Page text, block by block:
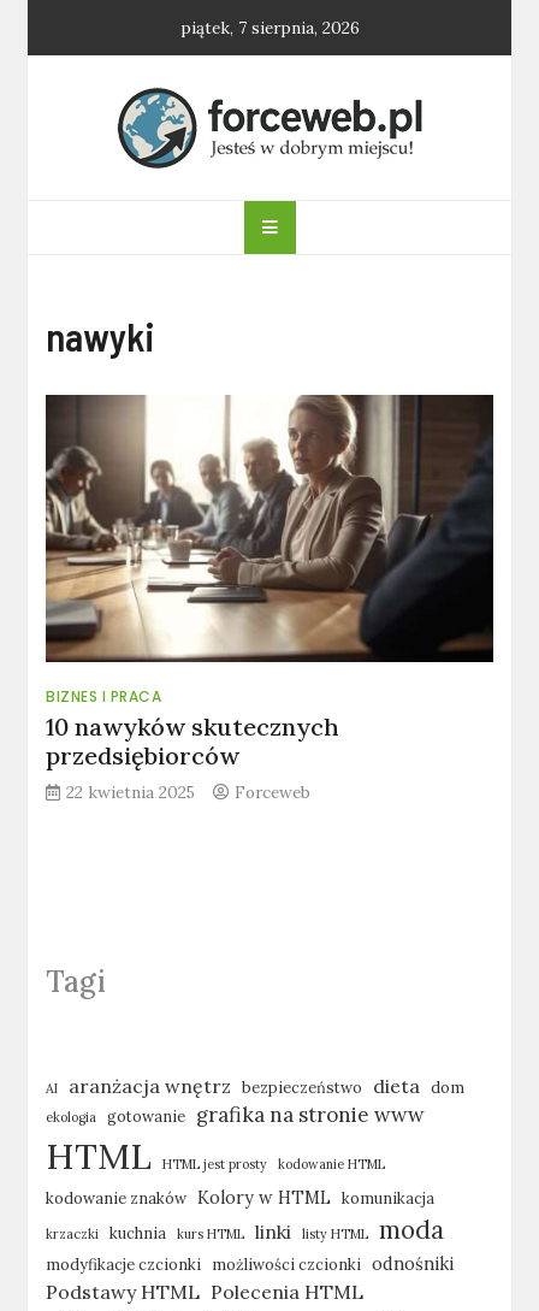
piątek, 7 sierpnia, 2026
forceweb.pl
nawyki
BIZNES I PRACA
10 nawyków skutecznych
przedsiębiorców
22 kwietnia 2025 Forceweb
Tagi
AI aranżacja wnętrz bezpieczeństwo dieta dom
ekologia gotowanie grafika na stronie www
HTML HTML jest prosty kodowanie HTML
kodowanie znaków Kolory w HTML komunikacja
krzaczki kuchnia kurs HTML linki listy HTML moda
modyfikacje czcionki możliwości czcionki odnośniki
Podstawy HTML Polecenia HTML